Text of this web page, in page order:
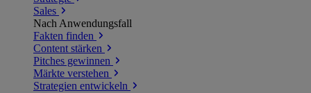
Sales
Nach Anwendungsfall
Fakten finden
Content stärken
Pitches gewinnen
Märkte verstehen
Strategien entwickeln